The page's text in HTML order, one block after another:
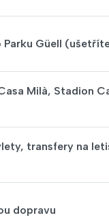
Parku Güell
Milà, Stadion
transfery na
dopravu